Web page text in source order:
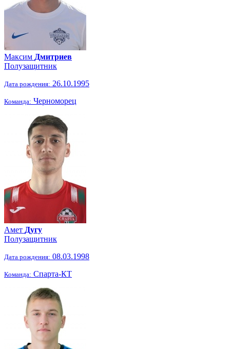
Максим Дмитриев
Полузащитник
Дата рождения: 26.10.1995
Команда: Черноморец
Амет Дугу
Полузащитник
Дата рождения: 08.03.1998
Команда: Спарта-КТ